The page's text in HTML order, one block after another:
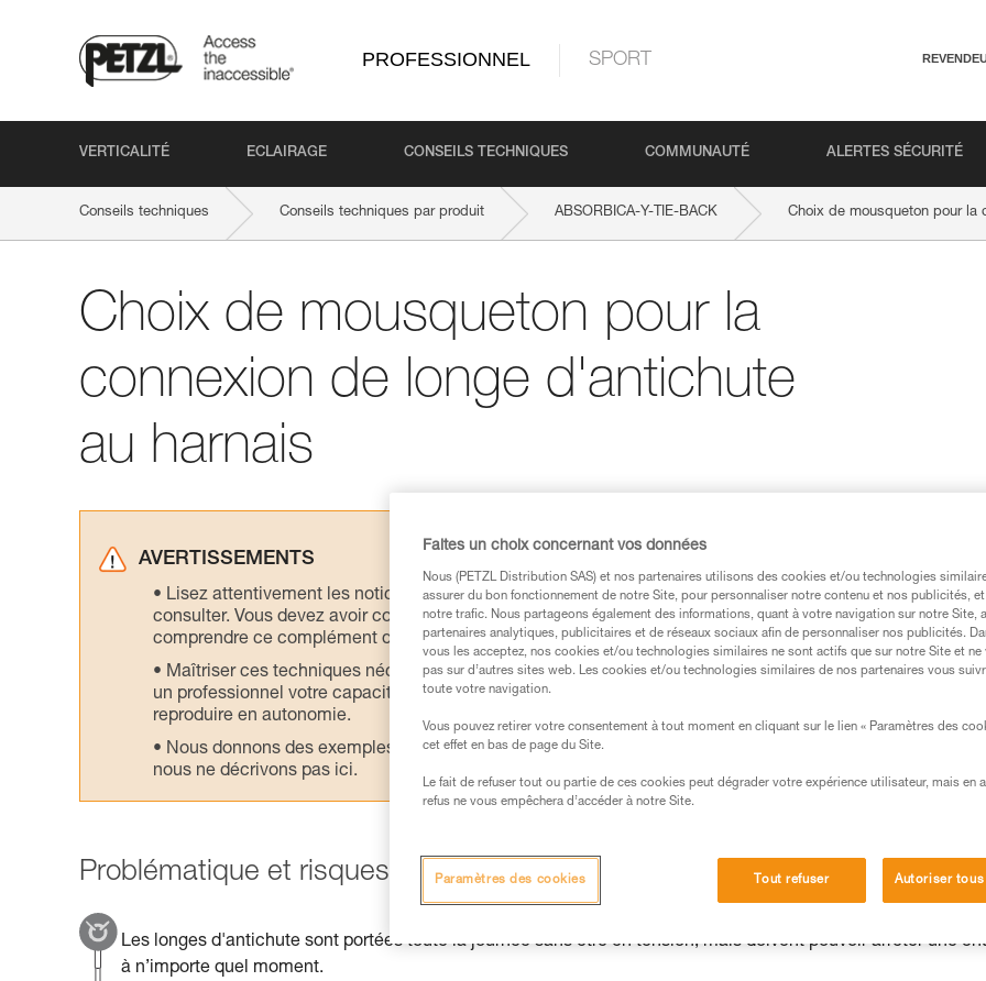
PROFESSIONNEL SPORT
VERTICALITÉ ECLAIRAGE CONSEILS TECHNIQUES COMMUNAUTÉ ALERTES SÉCURITÉ
Conseils techniques Conseils techniques par produit ABSORBICA-Y-TIE-BACK Choix de mousqueton pour la
Choix de mousqueton pour la
connexion de longe d'antichute
au harnais
AVERTISSEMENTS
Lisez attentivement les notices techniques des produits utilisés dans ce conseil avant de le
consulter. Vous devez avoir compris les informations de la notice technique pour pouvoir
comprendre ce complément d’informations.
Maîtriser ces techniques nécessite une formation et un entraînement spécifique. Validez avec
un professionnel votre capacité à refaire la manipulation, seul, en toute sécurité, avant de la
reproduire en autonomie.
Nous donnons des exemples de techniques liées à votre activité. Il peut en exister d’autres que
nous ne décrivons pas ici.
Problématique et risques principaux
Les longes d'antichute sont portées toute la journée sans être en tension, mais doivent pouvoir arrêter une
à n’importe quel moment.
Faites un choix concernant vos données
Nous (PETZL Distribution SAS) et nos partenaires utilisons des cookies et/ou technologies
assurer du bon fonctionnement de notre Site, pour personnaliser notre contenu et nos publicités,
notre trafic. Nous partageons également des informations, quant à votre navigation sur notre Site,
partenaires analytiques, publicitaires et de réseaux sociaux afin de personnaliser nos publicités.
vous les acceptez, nos cookies et/ou technologies similaires ne sont actifs que sur notre Site et ne
pas sur d’autres sites web. Les cookies et/ou technologies similaires de nos partenaires vous
toute votre navigation.
Vous pouvez retirer votre consentement à tout moment en cliquant sur le lien « Paramètres des
cet effet en bas de page du Site.
Le fait de refuser tout ou partie de ces cookies peut dégrader votre expérience utilisateur, mais en
refus ne vous empêchera d’accéder à notre Site.
Tout refuser Autoriser
Paramètres des cookies